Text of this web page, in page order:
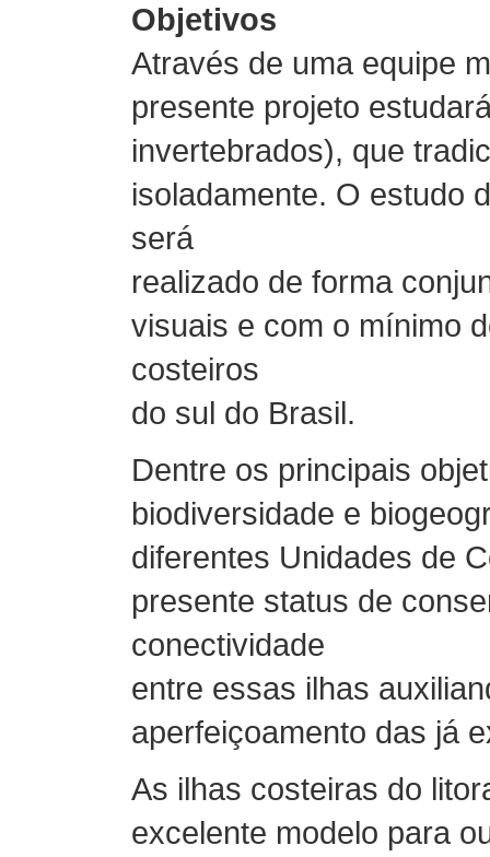
Objetivos
Através de uma equipe
presente projeto
invertebrados), que
isoladamente. O estudo
será
realizado de forma
visuais e com o mínimo
costeiros
do sul do Brasil.
Dentre os principais
biodiversidade e
diferentes Unidades de
presente status de
conectividade
entre essas ilhas
aperfeiçoamento das já
As ilhas costeiras do
excelente modelo para